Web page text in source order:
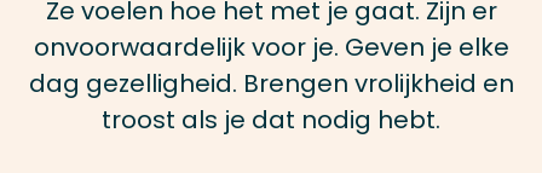
Ze voelen hoe het met je gaat. Zijn er
onvoorwaardelijk voor je. Geven je elke
dag gezelligheid. Brengen vrolijkheid en
troost als je dat nodig hebt.